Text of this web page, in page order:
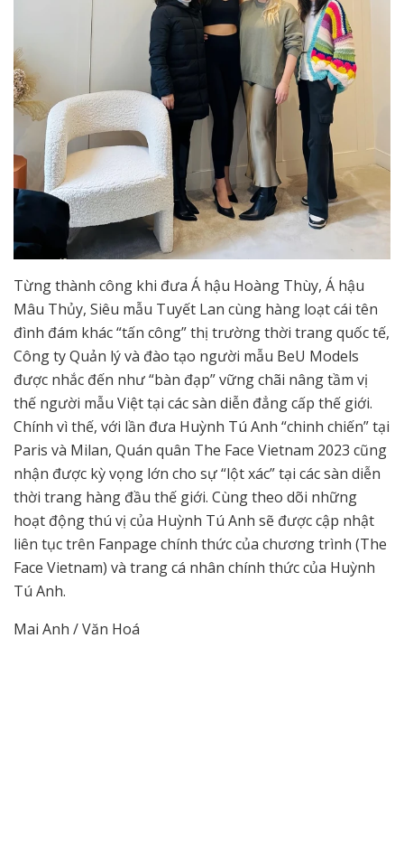
Từng thành công khi đưa Á hậu Hoàng Thùy, Á hậu
Mâu Thủy, Siêu mẫu Tuyết Lan cùng hàng loạt cái tên
đình đám khác “tấn công” thị trường thời trang quốc tế,
Công ty Quản lý và đào tạo người mẫu BeU Models
được nhắc đến như “bàn đạp” vững chãi nâng tầm vị
thế người mẫu Việt tại các sàn diễn đẳng cấp thế giới.
Chính vì thế, với lần đưa Huỳnh Tú Anh “chinh chiến” tại
Paris và Milan, Quán quân The Face Vietnam 2023 cũng
nhận được kỳ vọng lớn cho sự “lột xác” tại các sàn diễn
thời trang hàng đầu thế giới. Cùng theo dõi những
hoạt động thú vị của Huỳnh Tú Anh sẽ được cập nhật
liên tục trên Fanpage chính thức của chương trình (The
Face Vietnam) và trang cá nhân chính thức của Huỳnh
Tú Anh.
Mai Anh / Văn Hoá